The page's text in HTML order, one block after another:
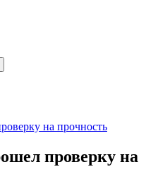
на прочность
проверку на